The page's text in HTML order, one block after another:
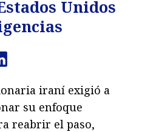
Unidos
iraní exigió a
su enfoque
reabrir el paso,